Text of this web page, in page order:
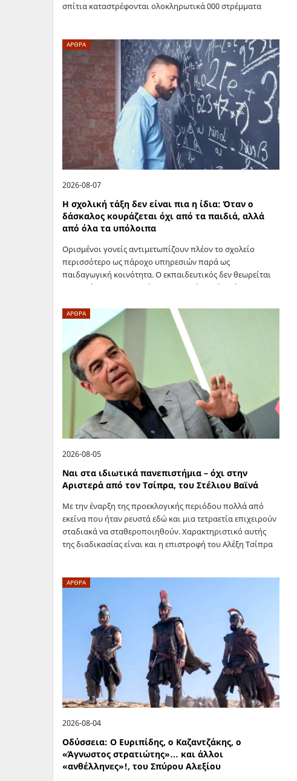
σπίτια καταστρέφονται ολοκληρωτικά 000 στρέμματα
ΑΡΘΡΑ
2026-08-07
Η σχολική τάξη δεν είναι πια η ίδια: Όταν ο
δάσκαλος κουράζεται όχι από τα παιδιά, αλλά
από όλα τα υπόλοιπα
Ορισμένοι γονείς αντιμετωπίζουν πλέον το σχολείο
περισσότερο ως πάροχο υπηρεσιών παρά ως
παιδαγωγική κοινότητα. Ο εκπαιδευτικός δεν θεωρείται
συνεργάτης στην αγωγή του παιδιού, αλλά υπάλληλος
Υπάρχει μια…
ΑΡΘΡΑ
2026-08-05
Ναι στα ιδιωτικά πανεπιστήμια – όχι στην
Αριστερά από τον Τσίπρα, του Στέλιου Βαϊνά
Με την έναρξη της προεκλογικής περιόδου πολλά από
εκείνα που ήταν ρευστά εδώ και μια τετραετία επιχειρούν
σταδιακά να σταθεροποιηθούν. Χαρακτηριστικό αυτής
της διαδικασίας είναι και η επιστροφή του Αλέξη Τσίπρα
ΑΡΘΡΑ
2026-08-04
Οδύσσεια: Ο Ευριπίδης, ο Καζαντζάκης, ο
«Άγνωστος στρατιώτης»… και άλλοι
«ανθέλληνες»!, του Σπύρου Αλεξίου